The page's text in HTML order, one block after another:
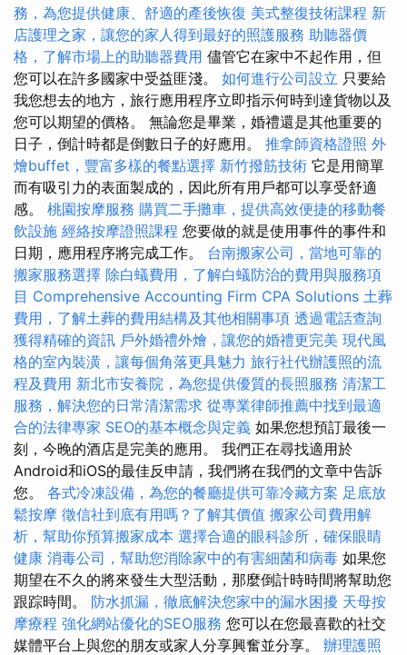
務，為您提供健康、舒適的產後恢復 美式整復技術課程 新
店護理之家，讓您的家人得到最好的照護服務 助聽器價
格，了解市場上的助聽器費用 儘管它在家中不起作用，但
您可以在許多國家中受益匪淺。 如何進行公司設立 只要給
我您想去的地方，旅行應用程序立即指示何時到達貨物以及
您可以期望的價格。 無論您是畢業，婚禮還是其他重要的
日子，倒計時都是倒數日子的好應用。 推拿師資格證照 外
燴buffet，豐富多樣的餐點選擇 新竹撥筋技術 它是用簡單
而有吸引力的表面製成的，因此所有用戶都可以享受舒適
感。 桃園按摩服務 購買二手攤車，提供高效便捷的移動餐
飲設施 經絡按摩證照課程 您要做的就是使用事件的事件和
日期，應用程序將完成工作。 台南搬家公司，當地可靠的
搬家服務選擇 除白蟻費用，了解白蟻防治的費用與服務項
目 Comprehensive Accounting Firm CPA Solutions 土葬
費用，了解土葬的費用結構及其他相關事項 透過電話查詢
獲得精確的資訊 戶外婚禮外燴，讓您的婚禮更完美 現代風
格的室內裝潢，讓每個角落更具魅力 旅行社代辦護照的流
程及費用 新北市安養院，為您提供優質的長照服務 清潔工
服務，解決您的日常清潔需求 從專業律師推薦中找到最適
合的法律專家 SEO的基本概念與定義 如果您想預訂最後一
刻，今晚的酒店是完美的應用。 我們正在尋找適用於
Android和iOS的最佳反申請，我們將在我們的文章中告訴
您。 各式冷凍設備，為您的餐廳提供可靠冷藏方案 足底放
鬆按摩 徵信社到底有用嗎？了解其價值 搬家公司費用解
析，幫助你預算搬家成本 選擇合適的眼科診所，確保眼睛
健康 消毒公司，幫助您消除家中的有害細菌和病毒 如果您
期望在不久的將來發生大型活動，那麼倒計時時間將幫助您
跟踪時間。 防水抓漏，徹底解決您家中的漏水困擾 天母按
摩療程 強化網站優化的SEO服務 您可以在您最喜歡的社交
媒體平台上與您的朋友或家人分享興奮並分享。 辦理護照